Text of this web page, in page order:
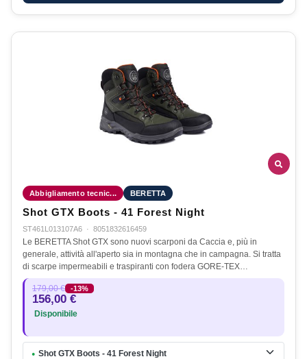
Abbigliamento tecnic... BERETTA
Shot GTX Boots - 41 Forest Night
ST461L013107A6 · 8051832616459
Le BERETTA Shot GTX sono nuovi scarponi da Caccia e, più in
generale, attività all'aperto sia in montagna che in campagna. Si tratta
di scarpe impermeabili e traspiranti con fodera GORE-TEX…
179,00 € -13%
156,00 €
Disponibile
● Shot GTX Boots - 41 Forest Night